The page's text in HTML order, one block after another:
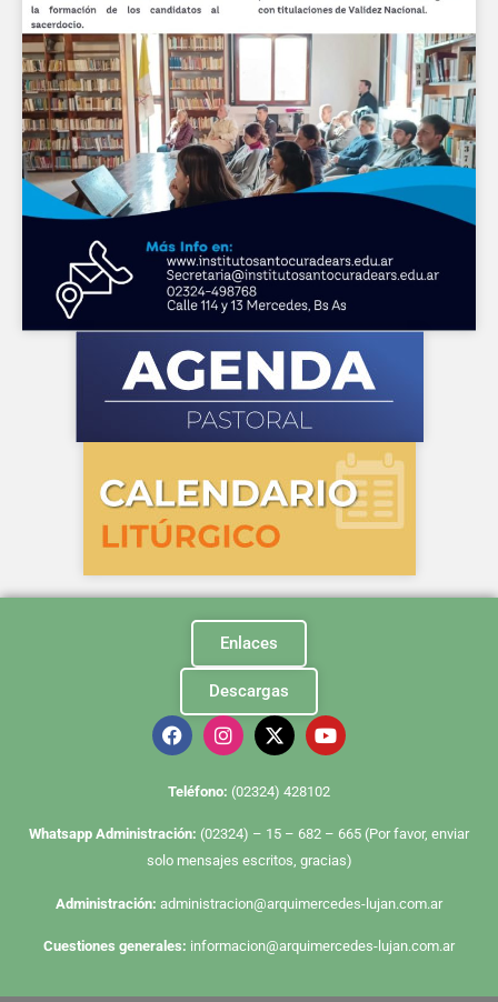
Enlaces
Descargas
Te léfono: (02324) 428102
Whatsapp Administración: (02324) – 15 – 682 – 665 (Por favor, enviar
solo mensajes escritos, gracias)
Administración: administracion@arquimercedes-lujan.com.ar
Cuestiones generales: informacion@arquimercedes-lujan.com.ar